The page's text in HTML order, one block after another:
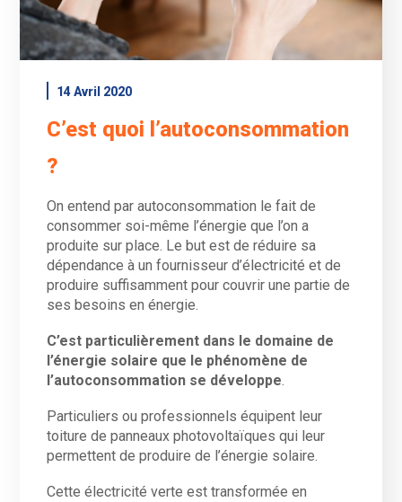
14 Avril 2020
C’est quoi l’autoconsommation
?
On entend par autoconsommation le fait de
consommer soi-même l’énergie que l’on a
produite sur place. Le but est de réduire sa
dépendance à un fournisseur d’électricité et de
produire suffisamment pour couvrir une partie de
ses besoins en énergie.
C’est particulièrement dans le domaine de
l’énergie solaire que le phénomène de
l’autoconsommation se développe.
Particuliers ou professionnels équipent leur
toiture de panneaux photovoltaïques qui leur
permettent de produire de l’énergie solaire.
Cette électricité verte est transformée en